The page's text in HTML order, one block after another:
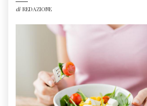
di REDAZIONE